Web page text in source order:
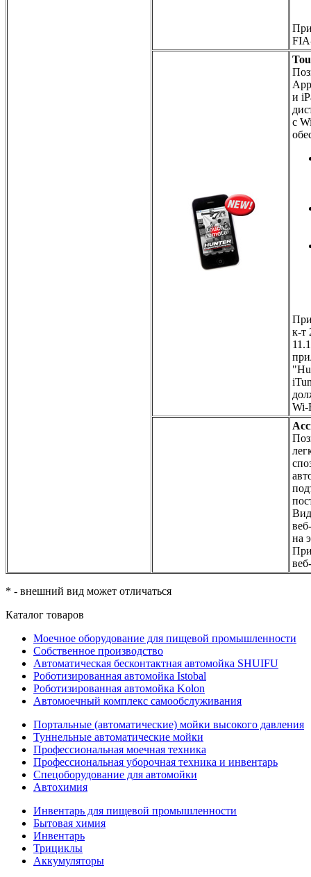
и
с
к-т
Wi-
на
* - внешний вид может отличаться
Каталог товаров
Моечное оборудование для пищевой промышленности
Собственное производство
Автоматическая бесконтактная автомойка SHUIFU
Роботизированная автомойка Istobal
Роботизированная автомойка Kolon
Автомоечный комплекс самообслуживания
Портальные (автоматические) мойки высокого давления
Туннельные автоматические мойки
Профессиональная моечная техника
Профессиональная уборочная техника и инвентарь
Спецоборудование для автомойки
Автохимия
Инвентарь для пищевой промышленности
Бытовая химия
Инвентарь
Трициклы
Аккумуляторы